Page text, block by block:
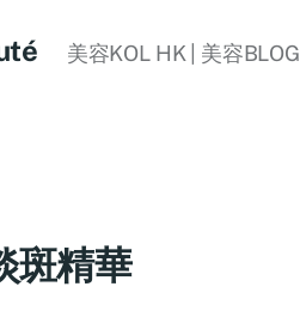
美容KOL HK | 美容BLOG
斑精華